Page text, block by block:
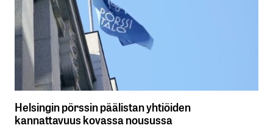
Helsingin pörssin päälistan yhtiöiden
kannattavuus kovassa nousussa